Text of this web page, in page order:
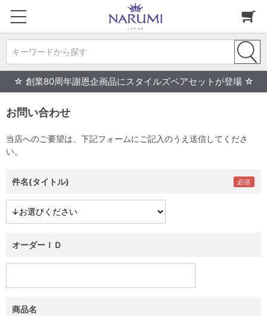
キーワードから探す
☆ 創業80周年謝恩企画品にスタイルズペアセットが登場 ☆
お問い合わせ
当店へのご要望は、下記フォームにご記入のうえ送信してくださ
い。
件名(タイトル)
オーダーＩＤ
商品名